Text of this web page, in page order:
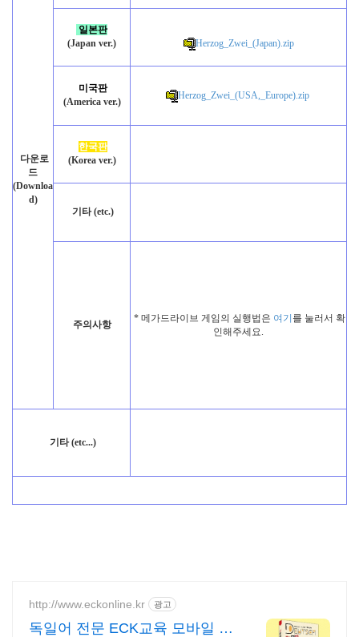
다운로
드
(Downloa
d)
일본판
(Japan ver.)
Herzog_Zwei_(Japan).zip
미국판
(America ver.)
Herzog_Zwei_(USA,_Europe).zip
한국판
(Korea ver.)
기타 (etc.)
주의사항
* 메가드라이브 게임의 실행법은 여기 를 눌러서 확
인해주세요.
기타 (etc...)
http://www.eckonline.kr 광고
독일어 전문 ECK교육 모바일 무